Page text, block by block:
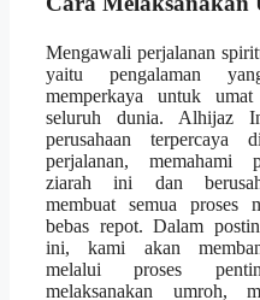
Mengawali perjalanan
yaitu pengalaman
memperkaya untuk
seluruh dunia. Alhijaz
perusahaan terpercaya
perjalanan, memahami
ziarah ini dan
membuat semua proses
bebas repot. Dalam
ini, kami akan
melalui proses
melaksanakan umroh,